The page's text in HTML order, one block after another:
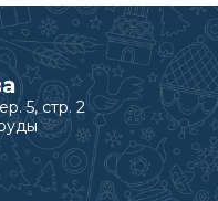
5, стр. 2